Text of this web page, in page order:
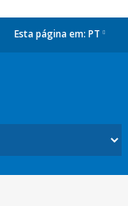
Esta página em: PT